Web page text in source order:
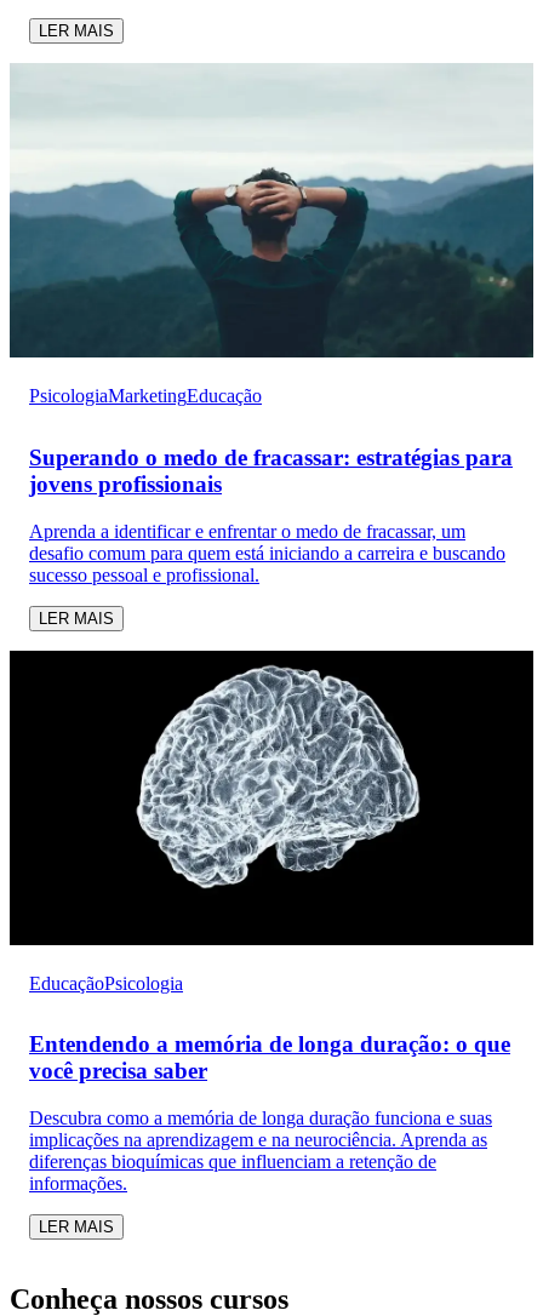
LER MAIS
PsicologiaMarketingEducação
Superando o medo de fracassar: estratégias para
jovens profissionais
Aprenda a identificar e enfrentar o medo de fracassar, um
desafio comum para quem está iniciando a carreira e buscando
sucesso pessoal e profissional.
LER MAIS
EducaçãoPsicologia
Entendendo a memória de longa duração: o que
você precisa saber
Descubra como a memória de longa duração funciona e suas
implicações na aprendizagem e na neurociência. Aprenda as
diferenças bioquímicas que influenciam a retenção de
informações.
LER MAIS
Conheça nossos cursos